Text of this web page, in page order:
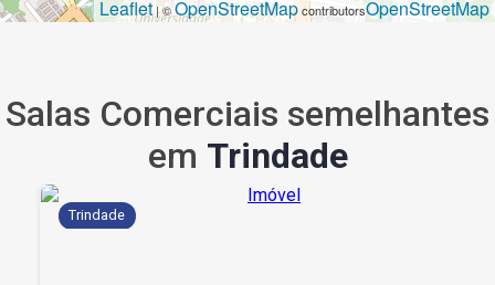
Leaflet| ©OpenStreetMapcontributorsOpenStreetMap
Salas Comerciais semelhantes
em Trindade
Trindade